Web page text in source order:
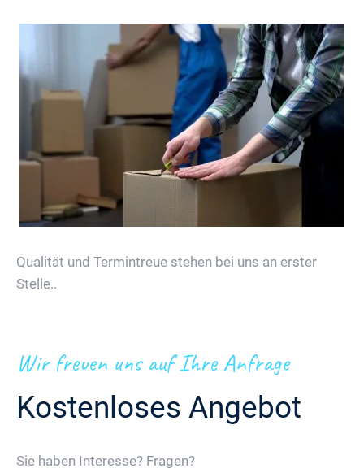
Qualität und Termintreue stehen bei uns an erster
Stelle..
Wir freuen uns auf Ihre Anfrage
Kostenloses Angebot
Sie haben Interesse? Fragen?